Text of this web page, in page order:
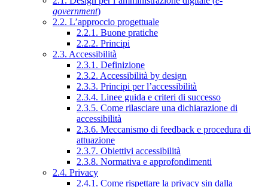
government)
2.2. L’approccio progettuale
2.2.1. Buone pratiche
2.2.2. Principi
2.3. Accessibilità
2.3.1. Definizione
2.3.2. Accessibilità by design
2.3.3. Principi per l’accessibilità
2.3.4. Linee guida e criteri di successo
2.3.5. Come rilasciare una dichiarazione di
accessibilità
2.3.6. Meccanismo di feedback e procedura di
attuazione
2.3.7. Obiettivi accessibilità
2.3.8. Normativa e approfondimenti
2.4. Privacy
2.4.1. Come rispettare la privacy sin dalla